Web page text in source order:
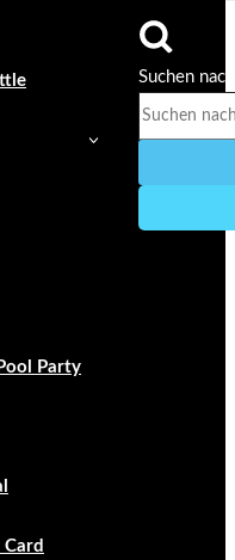
Party
Suchen